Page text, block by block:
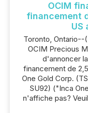
OCIM
financement
US
Toronto, Ontario--
OCIM Precious
d'annoncer
financement de
One Gold Corp.
SU92) ("Inca
n'affiche pas?